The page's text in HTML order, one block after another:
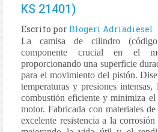
KS 21401)
Escrito porBlogeri Adriadiesel
La camisa de cilindro
componente crucial en el
proporcionando una superficie
para el movimiento del pistón.
temperaturas y presiones
combustión eficiente y minimiza el
motor. Fabricada con materiales
excelente resistencia a la